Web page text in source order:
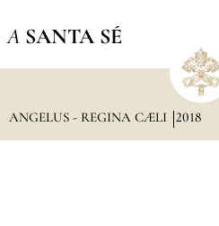
A SANTA SÉ
ANGELUS - REGINA CÆLI 2018